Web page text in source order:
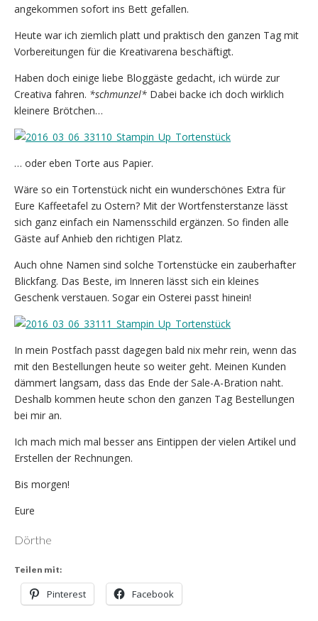
angekommen sofort ins Bett gefallen.
Heute war ich ziemlich platt und praktisch den ganzen Tag mit
Vorbereitungen für die Kreativarena beschäftigt.
Haben doch einige liebe Bloggäste gedacht, ich würde zur
Creativa fahren. *schmunzel* Dabei backe ich doch wirklich
kleinere Brötchen…
… oder eben Torte aus Papier.
Wäre so ein Tortenstück nicht ein wunderschönes Extra für
Eure Kaffeetafel zu Ostern? Mit der Wortfensterstanze lässt
sich ganz einfach ein Namensschild ergänzen. So finden alle
Gäste auf Anhieb den richtigen Platz.
Auch ohne Namen sind solche Tortenstücke ein zauberhafter
Blickfang. Das Beste, im Inneren lässt sich ein kleines
Geschenk verstauen. Sogar ein Osterei passt hinein!
In mein Postfach passt dagegen bald nix mehr rein, wenn das
mit den Bestellungen heute so weiter geht. Meinen Kunden
dämmert langsam, dass das Ende der Sale-A-Bration naht.
Deshalb kommen heute schon den ganzen Tag Bestellungen
bei mir an.
Ich mach mich mal besser ans Eintippen der vielen Artikel und
Erstellen der Rechnungen.
Bis morgen!
Eure
Dörthe
Teilen mit:
Pinterest Facebook